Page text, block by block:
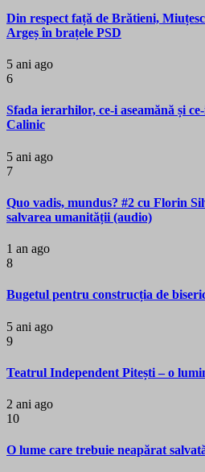
Din respect față de Brătieni,
Argeș în brațele PSD
5 ani ago
6
Sfada ierarhilor, ce-i aseamănă și
Calinic
5 ani ago
7
Quo vadis, mundus? #2 cu Florin
salvarea umanității (audio)
1 an ago
8
Bugetul pentru construcția de
5 ani ago
9
Teatrul Independent Pitești – o
2 ani ago
10
O lume care trebuie neapărat